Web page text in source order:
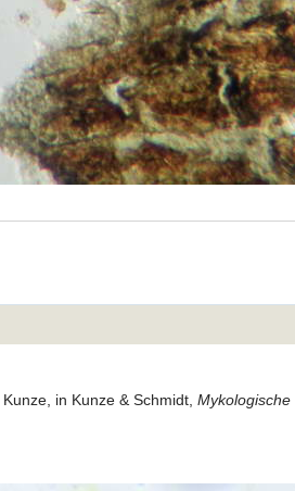
Kunze, in Kunze & Schmidt, Mykologische